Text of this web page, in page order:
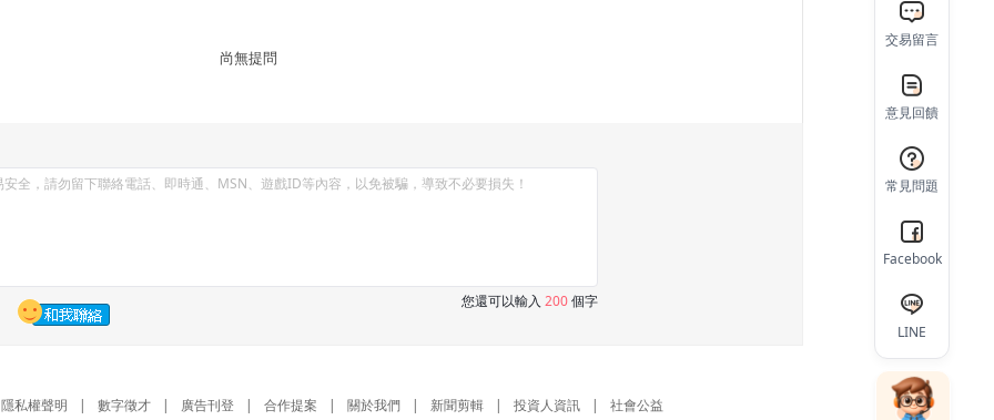
尚無提問
您還可以輸入 200個字
交易留言
意見回饋
常見問題
Facebook
LINE
隱私權聲明 | 數字徵才 | 廣告刊登 | 合作提案 | 關於我們 | 新聞剪輯 | 投資人資訊 | 社會公益